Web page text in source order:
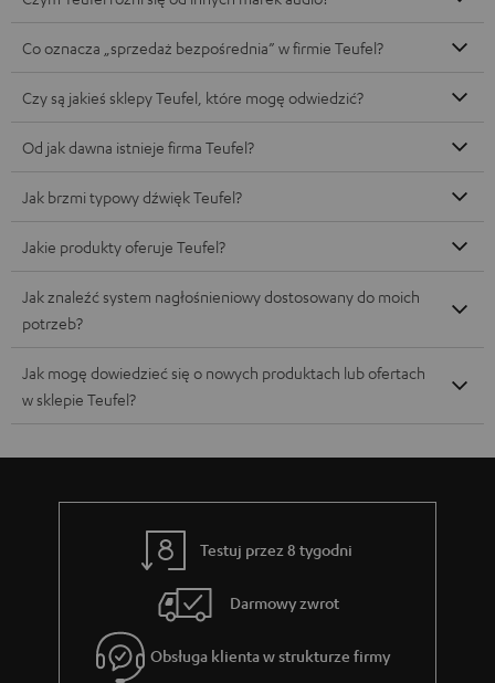
Co oznacza „sprzedaż bezpośrednia” w firmie Teufel?
Czy są jakieś sklepy Teufel, które mogę odwiedzić?
Od jak dawna istnieje firma Teufel?
Jak brzmi typowy dźwięk Teufel?
Jakie produkty oferuje Teufel?
Jak znaleźć system nagłośnieniowy dostosowany do moich
potrzeb?
Jak mogę dowiedzieć się o nowych produktach lub ofertach
w sklepie Teufel?
Testuj przez 8 tygodni
Darmowy zwrot
Obsługa klienta w strukturze firmy